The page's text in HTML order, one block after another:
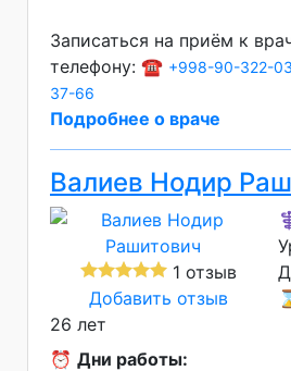
Записаться на приём к
телефону: ☎️ +998-90-322-
37-66
Подробнее о враче
Валиев Нодир
1 отзыв
Добавить отзыв
26 лет
⏰ Дни работы: